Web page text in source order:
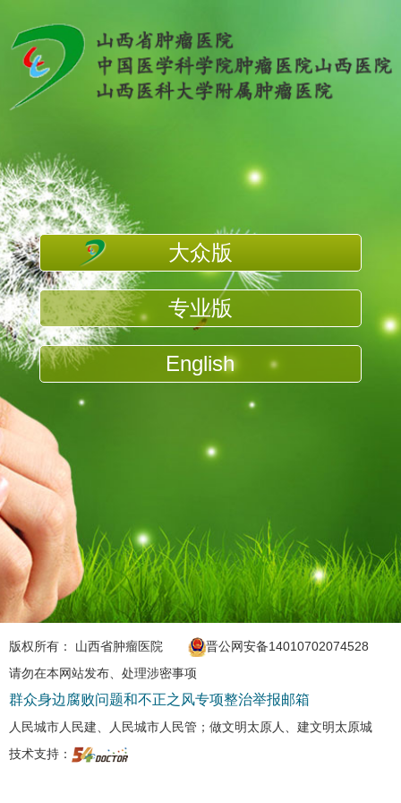
大众版
专业版
English
版权所有： 山西省肿瘤医院
晋公网安备14010702074528
请勿在本网站发布、处理涉密事项
群众身边腐败问题和不正之风专项整治举报邮箱
人民城市人民建、人民城市人民管；做文明太原人、建文明太原城
技术支持：